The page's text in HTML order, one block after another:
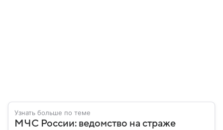
Узнать больше по теме
МЧС России: ведомство на страже